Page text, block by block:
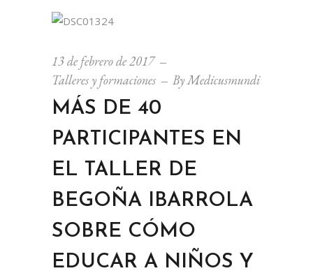
13 de febrero de 2017
Talleres y formaciones
ByMedicusmundi
MÁS DE 40
PARTICIPANTES EN
EL TALLER DE
BEGOÑA IBARROLA
SOBRE CÓMO
EDUCAR A NIÑOS Y